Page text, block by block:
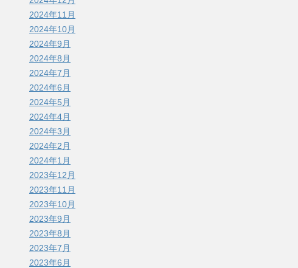
2024年11月
2024年10月
2024年9月
2024年8月
2024年7月
2024年6月
2024年5月
2024年4月
2024年3月
2024年2月
2024年1月
2023年12月
2023年11月
2023年10月
2023年9月
2023年8月
2023年7月
2023年6月